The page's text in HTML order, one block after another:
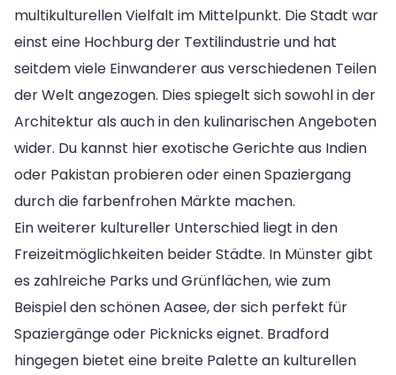
multikulturellen Vielfalt im Mittelpunkt. Die Stadt war
einst eine Hochburg der Textilindustrie und hat
seitdem viele Einwanderer aus verschiedenen Teilen
der Welt angezogen. Dies spiegelt sich sowohl in der
Architektur als auch in den kulinarischen Angeboten
wider. Du kannst hier exotische Gerichte aus Indien
oder Pakistan probieren oder einen Spaziergang
durch die farbenfrohen Märkte machen.
Ein weiterer kultureller Unterschied liegt in den
Freizeitmöglichkeiten beider Städte. In Münster gibt
es zahlreiche Parks und Grünflächen, wie zum
Beispiel den schönen Aasee, der sich perfekt für
Spaziergänge oder Picknicks eignet. Bradford
hingegen bietet eine breite Palette an kulturellen